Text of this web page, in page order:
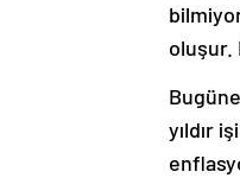
oluşur.
yıldır